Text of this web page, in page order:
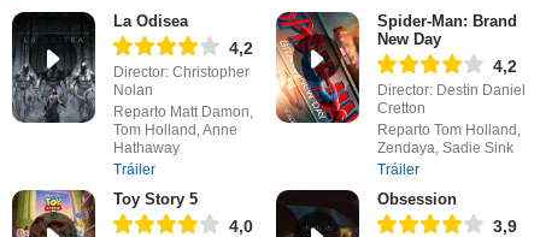
La Odisea
4,2
Director: Christopher
Nolan
Reparto Matt Damon,
Tom Holland, Anne
Hathaway
Tráiler
Spider-Man: Brand
New Day
4,2
Director: Destin Daniel
Cretton
Reparto Tom Holland,
Zendaya, Sadie Sink
Tráiler
Toy Story 5
4,0
Obsession
3,9